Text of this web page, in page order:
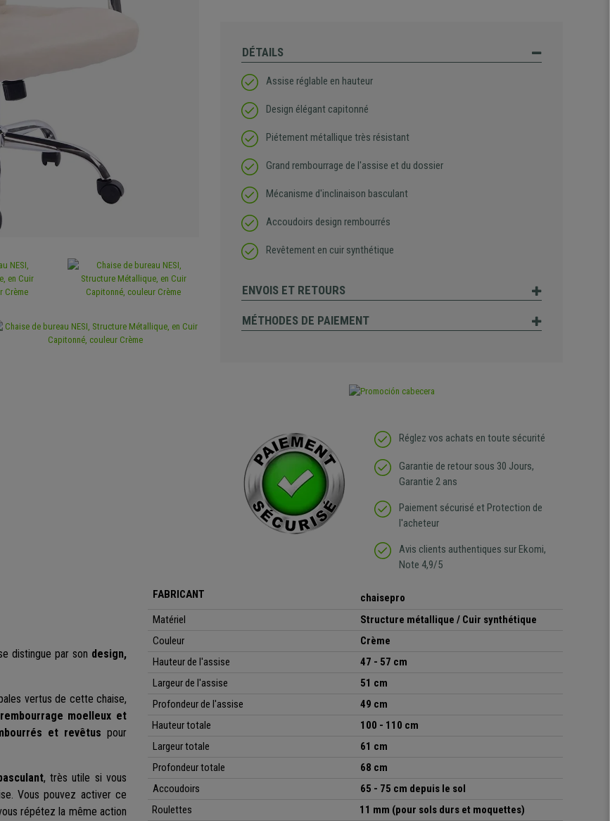
DÉTAILS
Assise réglable en hauteur
Design élégant capitonné
Piétement métallique très résistant
Grand rembourrage de l'assise et du dossier
Mécanisme d'inclinaison basculant
Accoudoirs design rembourrés
Revêtement en cuir synthétique
ENVOIS ET RETOURS
MÉTHODES DE PAIEMENT
Réglez vos achats en toute sécurité
Garantie de retour sous 30 Jours,
Garantie 2 ans
Paiement sécurisé et Protection de
l'acheteur
Avis clients authentiques sur Ekomi,
Note 4,9/5
distingue par son design,
vertus de cette chaise,
moelleux et
et revêtus pour
, très utile si vous
Vous pouvez activer ce
répétez la même action
FABRICANT
chaisepro
Matériel
Structure métallique / Cuir synthétique
Couleur
Crème
Hauteur de l'assise
47 - 57 cm
Largeur de l'assise
51 cm
Profondeur de l'assise
49 cm
Hauteurtotale
100 - 110 cm
Largeur totale
61 cm
Profondeurtotale
68 cm
Accoudoirs
65 - 75 cm depuis le sol
Roulettes
11 mm (pour sols durs et moquettes)